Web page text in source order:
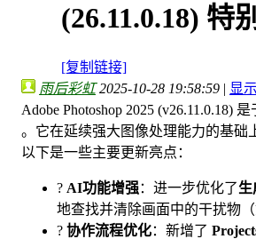
(26.11.0.18) 特
[复制链接]
雨后彩虹2025-10-28 19:58:59 | 显
Adobe Photoshop 2025 (v26.11.0.18)
。它在延续强大图像处理能力的基础
以下是一些主要更新亮点：
? AI功能增强：进一步优化了生
地查找并清除画面中的干扰物（
? 协作流程优化：新增了